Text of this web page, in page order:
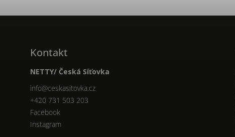
Kontakt
NETTY/ Česká Síťovka
info@ceskasitovka.cz
+420 731 503 203
Facebook
Instagram